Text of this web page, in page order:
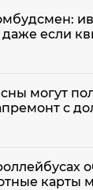
если
могут
с
карты